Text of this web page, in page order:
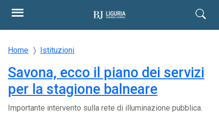
Home Istituzioni
Savona, ecco il piano dei servizi
per la stagione balneare
Importante intervento sulla rete di illuminazione pubblica.